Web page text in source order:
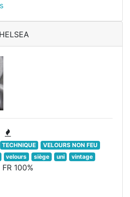
TECHNIQUE VELOURS NON FEU
velours siège uni vintage
FR 100%